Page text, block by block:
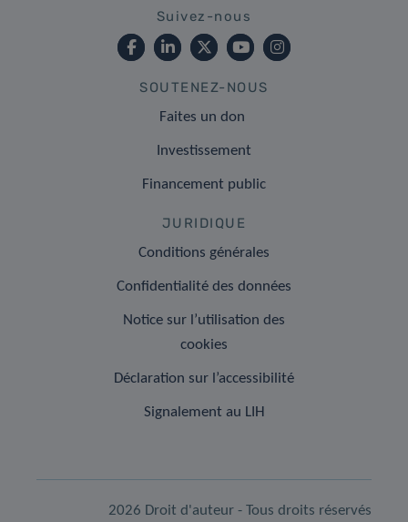
Suivez-nous
SOUTENEZ-NOUS
Faites un don
Investissement
Financement public
JURIDIQUE
Conditions générales
Confidentialité des données
Notice sur l’utilisation des
cookies
Déclaration sur l’accessibilité
Signalement au LIH
2026 Droit d'auteur - Tous droits réservés